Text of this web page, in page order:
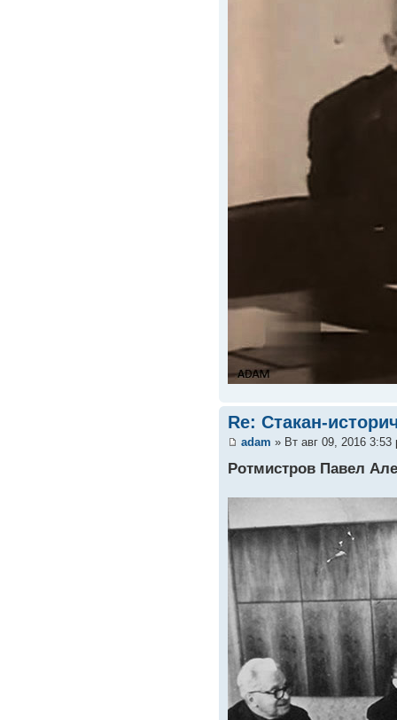
Re: Стакан-
adam » Вт авг 09, 2016 3:53
Ротмистров Павел